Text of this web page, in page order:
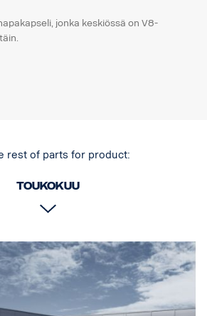
jonka keskiössä on V8-
rest of parts for product:
Toukokuu